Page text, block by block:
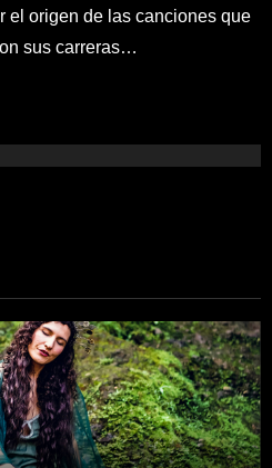
el origen de las canciones que
sus carreras…